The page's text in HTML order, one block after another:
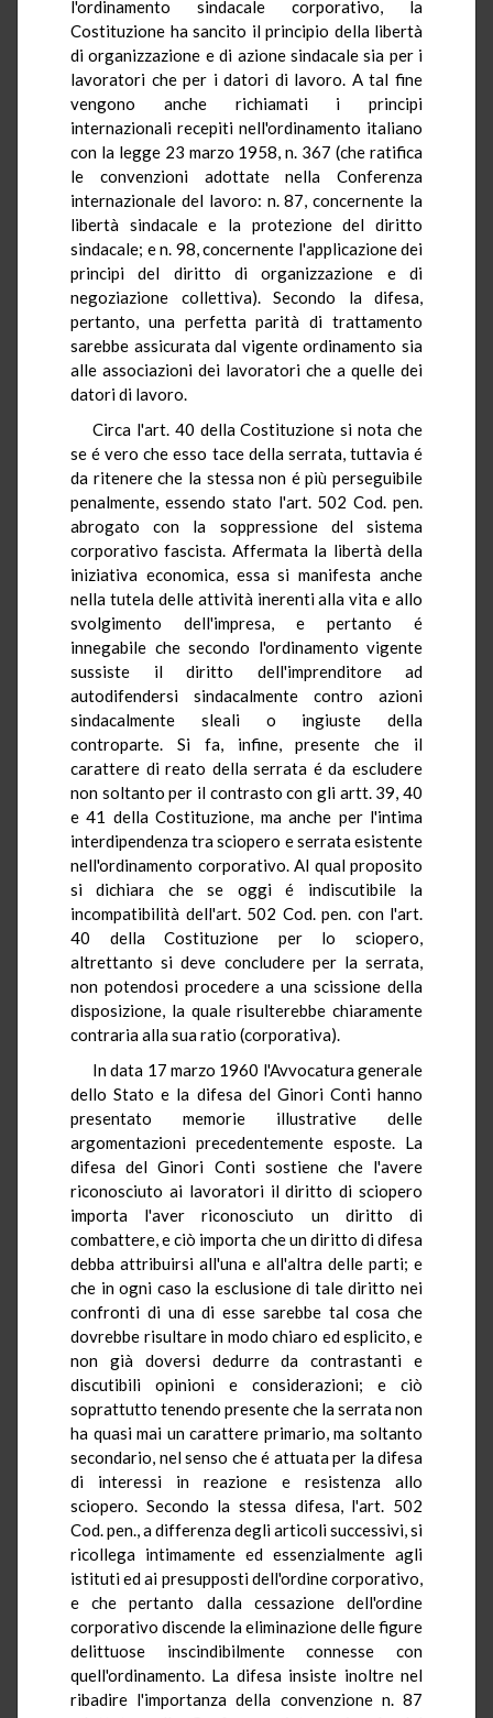
l'ordinamento sindacale corporativo, la
Costituzione ha sancito il principio della libertà
di organizzazione e di azione sindacale sia per i
lavoratori che per i datori di lavoro. A tal fine
vengono anche richiamati i principi
internazionali recepiti nell'ordinamento italiano
con la legge 23 marzo 1958, n. 367 (che ratifica
le convenzioni adottate nella Conferenza
internazionale del lavoro: n. 87, concernente la
libertà sindacale e la protezione del diritto
sindacale; e n. 98, concernente l'applicazione dei
principi del diritto di organizzazione e di
negoziazione collettiva). Secondo la difesa,
pertanto, una perfetta parità di trattamento
sarebbe assicurata dal vigente ordinamento sia
alle associazioni dei lavoratori che a quelle dei
datori di lavoro.
Circa l'art. 40 della Costituzione si nota che
se é vero che esso tace della serrata, tuttavia é
da ritenere che la stessa non é più perseguibile
penalmente, essendo stato l'art. 502 Cod. pen.
abrogato con la soppressione del sistema
corporativo fascista. Affermata la libertà della
iniziativa economica, essa si manifesta anche
nella tutela delle attività inerenti alla vita e allo
svolgimento dell'impresa, e pertanto é
innegabile che secondo l'ordinamento vigente
sussiste il diritto dell'imprenditore ad
autodifendersi sindacalmente contro azioni
sindacalmente sleali o ingiuste della
controparte. Si fa, infine, presente che il
carattere di reato della serrata é da escludere
non soltanto per il contrasto con gli artt. 39, 40
e 41 della Costituzione, ma anche per l'intima
interdipendenza tra sciopero e serrata esistente
nell'ordinamento corporativo. Al qual proposito
si dichiara che se oggi é indiscutibile la
incompatibilità dell'art. 502 Cod. pen. con l'art.
40 della Costituzione per lo sciopero,
altrettanto si deve concludere per la serrata,
non potendosi procedere a una scissione della
disposizione, la quale risulterebbe chiaramente
contraria alla sua ratio (corporativa).
In data 17 marzo 1960 l'Avvocatura generale
dello Stato e la difesa del Ginori Conti hanno
presentato memorie illustrative delle
argomentazioni precedentemente esposte. La
difesa del Ginori Conti sostiene che l'avere
riconosciuto ai lavoratori il diritto di sciopero
importa l'aver riconosciuto un diritto di
combattere, e ciò importa che un diritto di difesa
debba attribuirsi all'una e all'altra delle parti; e
che in ogni caso la esclusione di tale diritto nei
confronti di una di esse sarebbe tal cosa che
dovrebbe risultare in modo chiaro ed esplicito, e
non già doversi dedurre da contrastanti e
discutibili opinioni e considerazioni; e ciò
soprattutto tenendo presente che la serrata non
ha quasi mai un carattere primario, ma soltanto
secondario, nel senso che é attuata per la difesa
di interessi in reazione e resistenza allo
sciopero. Secondo la stessa difesa, l'art. 502
Cod. pen., a differenza degli articoli successivi, si
ricollega intimamente ed essenzialmente agli
istituti ed ai presupposti dell'ordine corporativo,
e che pertanto dalla cessazione dell'ordine
corporativo discende la eliminazione delle figure
delittuose inscindibilmente connesse con
quell'ordinamento. La difesa insiste inoltre nel
ribadire l'importanza della convenzione n. 87